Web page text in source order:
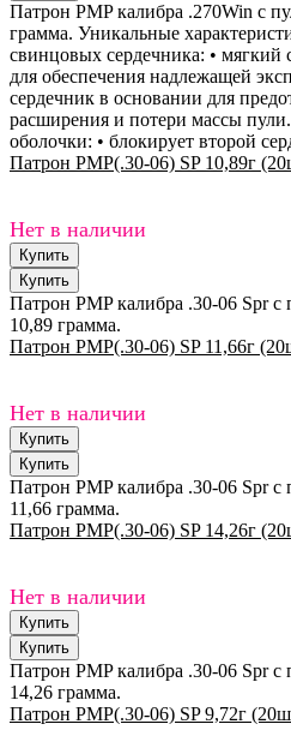
Патрон PMP калибра .270Win с
грамма. Уникальные
свинцовых сердечника: • мягкий
для обеспечения надлежащей
сердечник в основании для
расширения и потери массы
оболочки: • блокирует второй
Патрон PMP(.30-06) SP 10,89г
Нет в наличии
Патрон PMP калибра .30-06 Spr с
10,89 грамма.
Патрон PMP(.30-06) SP 11,66г
Нет в наличии
Патрон PMP калибра .30-06 Spr с
11,66 грамма.
Патрон PMP(.30-06) SP 14,26г
Нет в наличии
Патрон PMP калибра .30-06 Spr с
14,26 грамма.
Патрон PMP(.30-06) SP 9,72г